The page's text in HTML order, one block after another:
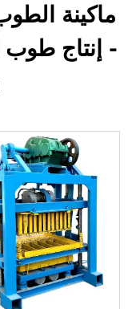
ماكينة
- إنتاج طوب